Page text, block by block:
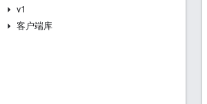
v1
客户端库